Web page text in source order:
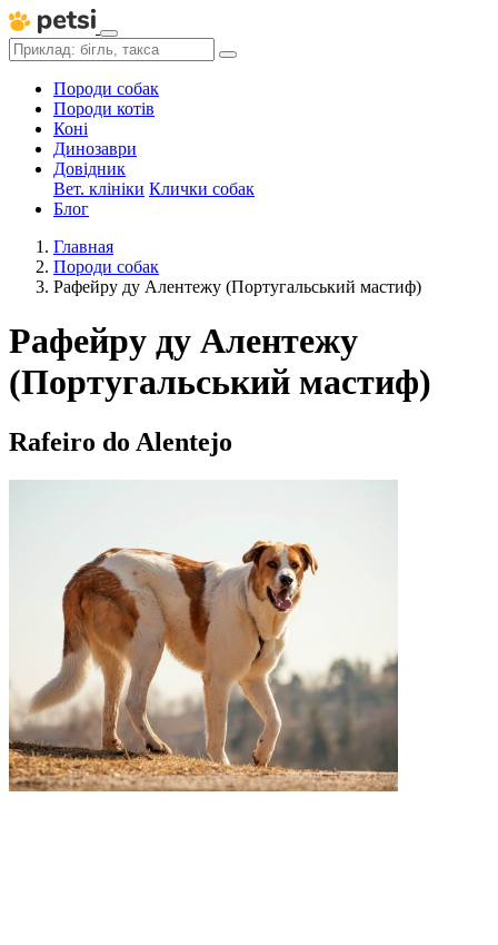
Породи собак
Породи котів
Коні
Динозаври
Довідник
Вет. клініки Клички собак
Блог
Главная
Породи собак
Рафейру ду Алентежу (Португальський мастиф)
Рафейру ду Алентежу
(Португальський мастиф)
Rafeiro do Alentejo